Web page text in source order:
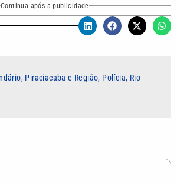
Continua após a publicidade
, Piraciacaba e Região, Polícia, Rio